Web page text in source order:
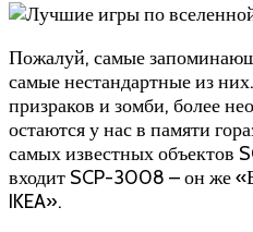
Пожалуй, самые
самые нестандартные из
призраков и зомби, более
остаются у нас в памяти
самых известных объектов
входит SCP-3008 – он же
IKEA».